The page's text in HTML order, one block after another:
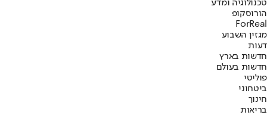
טכנולוגיה ומדע
הורוסקופ
ForReal
מגזין השבוע
דעות
חדשות בארץ
חדשות בעולם
פוליטי
ביטחוני
חינוך
בריאות